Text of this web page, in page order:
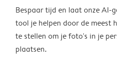
Bespaar tijd en laat onze AI-
tool je helpen door de meest
te stellen om je foto's in je
plaatsen.